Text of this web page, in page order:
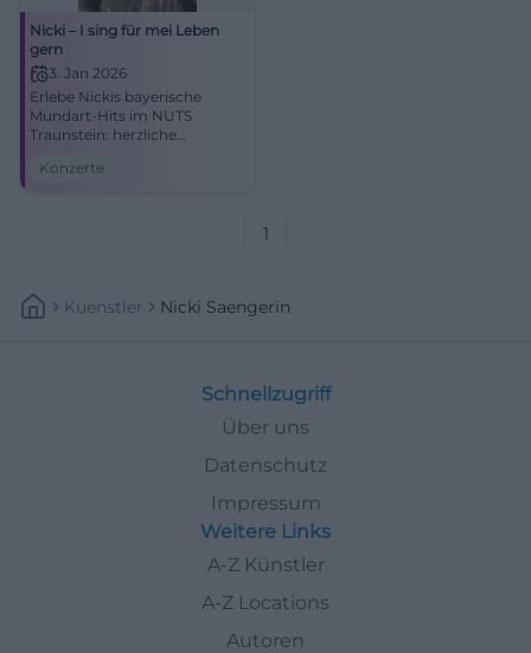
Nicki – I sing für mei Leben
gern
3. Jan 2026
Erlebe Nickis bayerische
Mundart-Hits im NUTS
Traunstein: herzliche
echter Bayernpop. Sichere dir
Konzerte
1
Kuenstler Nicki Saengerin
Schnellzugriff
Über uns
Datenschutz
Impressum
Weitere Links
A-Z Künstler
A-Z Locations
Autoren